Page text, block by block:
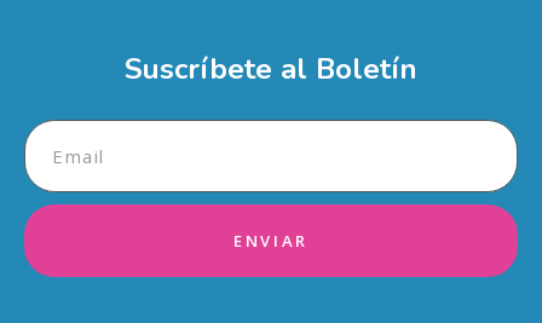
Suscríbete al Boletín
ENVIAR